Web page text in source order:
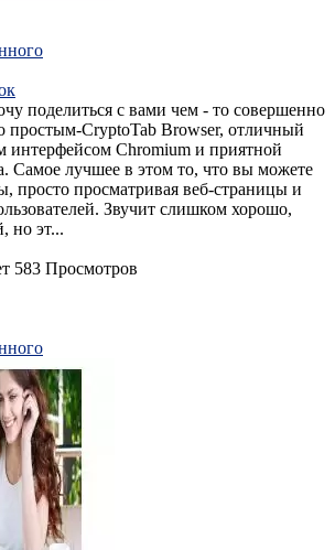
поделиться с вами чем - то совершенно
простым-CryptoTab Browser, отличный
интерфейсом Chromium и приятной
Самое лучшее в этом то, что вы можете
просто просматривая веб-страницы и
Звучит слишком хорошо,
но эт...
583 Просмотров